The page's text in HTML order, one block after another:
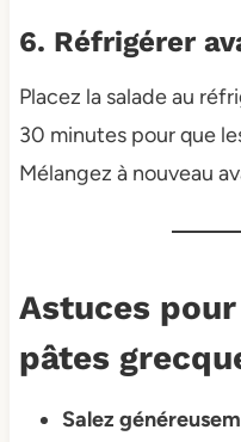
6. Réfrigérer
Placez la salade au
30 minutes pour que
Mélangez à nouveau
Astuces
pâtes
Salez